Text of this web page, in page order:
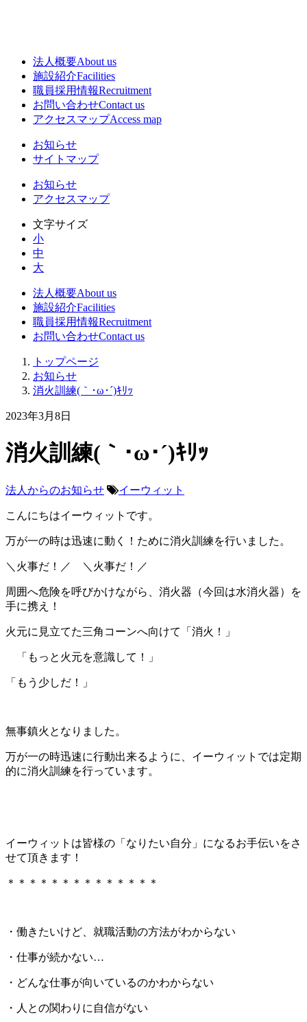
法人概要About us
施設紹介Facilities
職員採用情報Recruitment
お問い合わせContact us
アクセスマップAccess map
お知らせ
サイトマップ
お知らせ
アクセスマップ
文字サイズ
小
中
大
法人概要About us
施設紹介Facilities
職員採用情報Recruitment
お問い合わせContact us
トップページ
お知らせ
消火訓練(｀･ω･´)ｷﾘｯ
2023年3月8日
消火訓練(｀･ω･´)ｷﾘｯ
法人からのお知らせ イーウィット
こんにちはイーウィットです。
万が一の時は迅速に動く！ために消火訓練を行いました。
＼火事だ！／ ＼火事だ！／
周囲へ危険を呼びかけながら、消火器（今回は水消火器）を
手に携え！
火元に見立てた三角コーンへ向けて「消火！」
「もっと火元を意識して！」
「もう少しだ！」
無事鎮火となりました。
万が一の時迅速に行動出来るように、イーウィットでは定期
的に消火訓練を行っています。
イーウィットは皆様の「なりたい自分」になるお手伝いをさ
せて頂きます！
＊＊＊＊＊＊＊＊＊＊＊＊＊＊
・働きたいけど、就職活動の方法がわからない
・仕事が続かない…
・どんな仕事が向いているのかわからない
・人との関わりに自信がない